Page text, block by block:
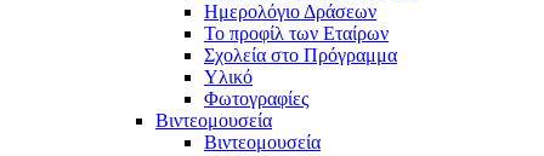
Ημερολόγιο Δράσεων
Το προφίλ των Εταίρων
Σχολεία στο Πρόγραμμα
Υλικό
Φωτογραφίες
Βιντεομουσεία
Βιντεομουσεία